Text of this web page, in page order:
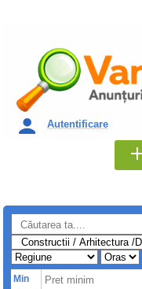
Autentificare
Min